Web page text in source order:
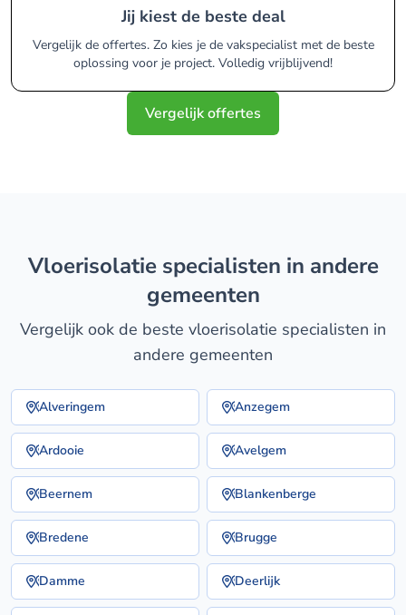
Jij kiest de beste deal
Vergelijk de offertes. Zo kies je de vakspecialist met de beste
oplossing voor je project. Volledig vrijblijvend!
Vergelijk offertes
vloerisolatie specialisten in andere
gemeenten
Vergelijk ook de beste vloerisolatie specialisten in
andere gemeenten
Alveringem Anzegem
Ardooie Avelgem
Beernem Blankenberge
Bredene Brugge
Damme Deerlijk